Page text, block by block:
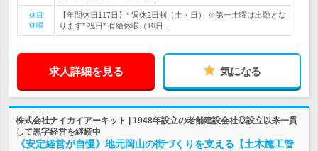
休日
休暇
【年間休日117日】* 週休2日制（土・日） ※第一土曜は出勤とな
ります* 祝日* 有給休暇（10日…
求人詳細を見る 気になる
株式会社ナイカイアーキット | 1948年設立の老舗建設会社◎設立以来一貫
して黒字経営を継続中
《安定経営が自慢》地元岡山の街づくりを支える【土木施工管